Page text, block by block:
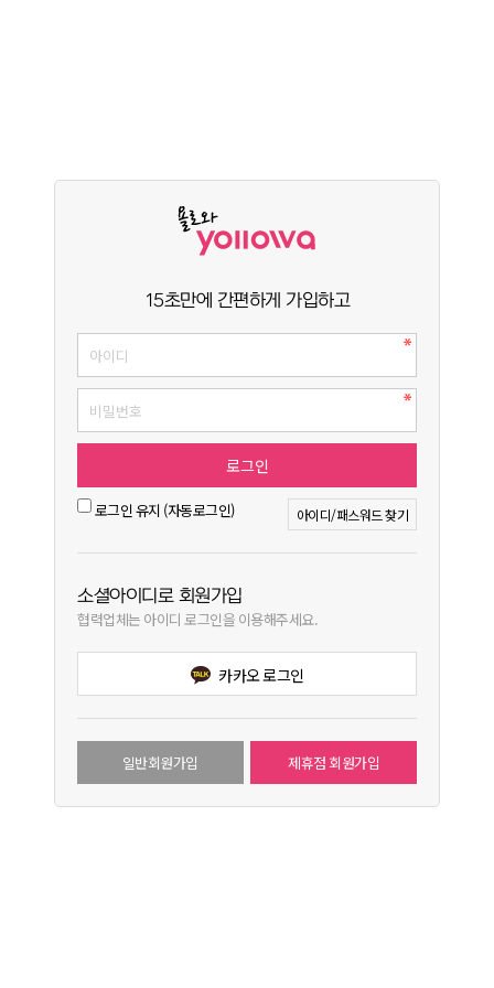
15초만에 간편하게 가입하고
로그인 유지 (자동로그인) 아이디/패스워드 찾기
소셜아이디로 회원가입
협력업체는 아이디 로그인을 이용해주세요.
카카오 로그인
일반회원가입 제휴점 회원가입